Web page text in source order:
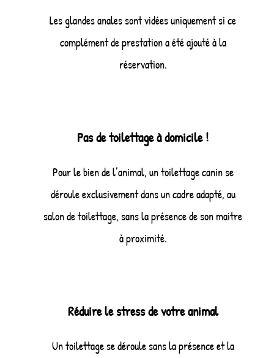
Les glandes anales sont vidées uniquement si ce
complément de prestation a été ajouté à la
réservation.
Pas de toilettage à domicile !
Pour le bien de l’animal, un toilettage canin se
déroule exclusivement dans un cadre adapté, au
salon de toilettage, sans la présence de son maitre
à proximité.
Réduire le stress de votre animal
Un toilettage se déroule sans la présence et la